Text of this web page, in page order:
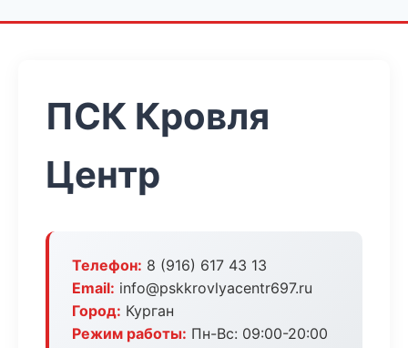
ПСК Кровля
Центр
Телефон: 8 (916) 617 43 13
Email: info@pskkrovlyacentr697.ru
Город: Курган
Режим работы: Пн-Вс: 09:00-20:00